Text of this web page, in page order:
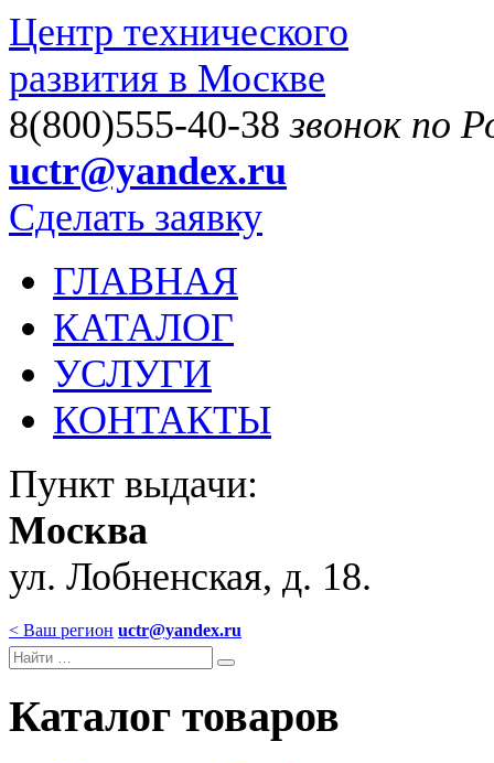
Центр технического
развития в Москве
8(800)555-40-38звонок по
uctr@yandex.ru
Сделать заявку
ГЛАВНАЯ
КАТАЛОГ
УСЛУГИ
КОНТАКТЫ
Пункт выдачи:
Москва
ул. Лобненская, д. 18.
< Ваш регион uctr@yandex.ru
Каталог товаров